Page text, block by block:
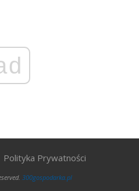
Polityka Prywatności
300gospodarka.pl